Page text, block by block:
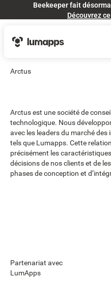
Beekeeper fait
Découvrez
Arctus
Arctus est une société de
technologique. Nous
avec les leaders du marché
tels que Lumapps. Cette
précisément les
décisions de nos clients et de
phases de conception et
Partenariat avec
LumApps